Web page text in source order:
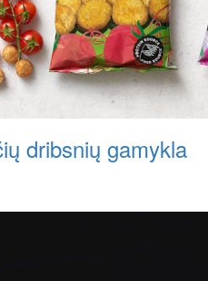
dribsnių gamykla